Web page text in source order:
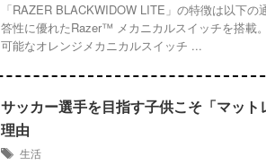
「RAZER BLACKWIDOW LITE」の特徴は以下
答性に優れたRazer™ メカニカルスイッチを搭載
可能なオレンジメカニカルスイッチ ...
サッカー選手を目指す子供こそ「マット
理由
生活